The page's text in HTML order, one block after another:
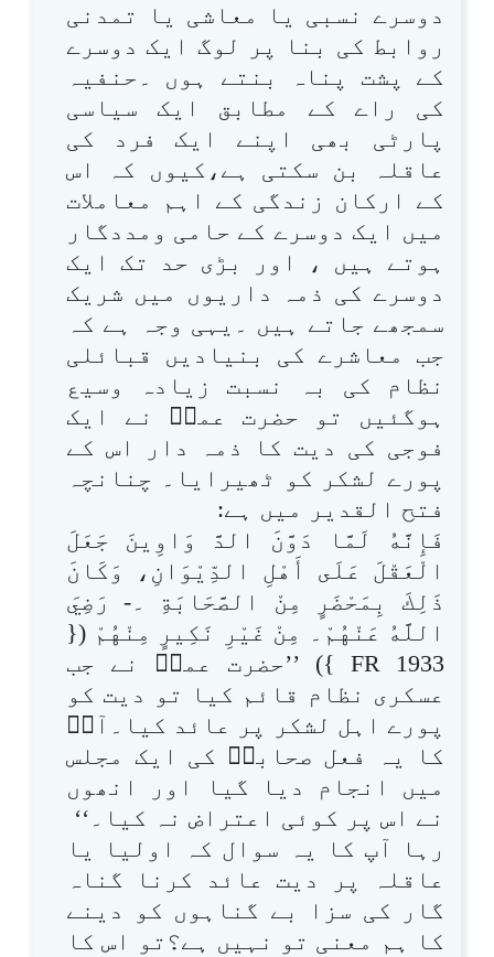
دوسرے نسبی یا معاشی یا تمدنی
روابط کی بنا پر لوگ ایک دوسرے
کے پشت پناہ بنتے ہوں ۔حنفیہ
کی راے کے مطابق ایک سیاسی
پارٹی بھی اپنے ایک فرد کی
عاقلہ بن سکتی ہے،کیوں کہ اس
کے ارکان زندگی کے اہم معاملات
میں ایک دوسرے کے حامی ومددگار
ہوتے ہیں ، اور بڑی حد تک ایک
دوسرے کی ذمہ داریوں میں شریک
سمجھے جاتے ہیں ۔یہی وجہ ہے کہ
جب معاشرے کی بنیادیں قبائلی
نظام کی بہ نسبت زیادہ وسیع
ہوگئیں تو حضرت عمرؓ نے ایک
فوجی کی دیت کا ذمہ دار اس کے
پورے لشکر کو ٹھیرایا۔ چنانچہ
فتح القدیر میں ہے:
فَإِنَّهُ لَمَّا دَوَّنَ الدَّ وَاوِينَ جَعَلَ
الْعَقْلَ عَلَى أَهْلِ الدِّيْوَانِ، وَكَانَ
ذَلِكَ بِمَحْضَرٍ مِنْ الصَّحَابَةِ ۔- رَضِيَ
اللَّهُ عَنْهُمْ۔ مِنْ غَيْرِ نَكِيرٍ مِنْهُمْ ({
FR 1933 }) ’’حضرت عمرؓ نے جب
عسکری نظام قائم کیا تو دیت کو
پورے اہل لشکر پر عائد کیا۔آپؓ
کا یہ فعل صحابہؓ کی ایک مجلس
میں انجام دیا گیا اور انھوں
نے اس پر کوئی اعتراض نہ کیا۔‘‘
رہا آپ کا یہ سوال کہ اولیا یا
عاقلہ پر دیت عائد کرنا گناہ
گار کی سزا بے گناہوں کو دینے
کا ہم معنی تو نہیں ہے؟تو اس کا